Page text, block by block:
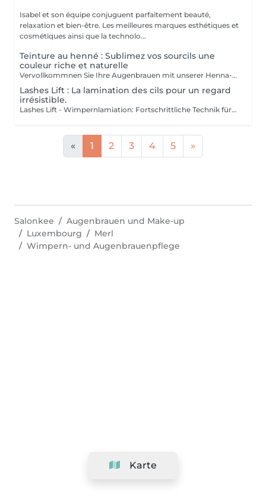
Isabel et son équipe conjuguent parfaitement beauté,
relaxation et bien-être. Les meilleures marques esthétiques et
cosmétiques ainsi que la technolo...
Teinture au henné : Sublimez vos sourcils une
couleur riche et naturelle
Vervollkommnen Sie Ihre Augenbrauen mit unserer Henna-Färbung: Reiche und natürliche Farbe für perfekt definierte und langlebige Augenbrauen Entdecken Sie das Geheimnis für makellose Augenbrauen mit unserer Henna-Färbung. Reiche Farbe: Unsere Henna-Färbung bietet intensive, natürliche Farben, die Ihre Augenbrauen mit tiefen, eleganten Nuancen betonen. Perfekte Definition: Die Formel ist darauf ausgelegt, Ihre Augenbrauen präzise zu definieren und eine perfekt strukturierte und harmonische Form zu schaffen. Ausgezeichnete Haltbarkeit: Genießen Sie eine langanhaltende Farbe, die lebendig und widerstandsfähig bleibt, und bietet Ihnen einen makellosen Look über einen längeren Zeitraum. Die Färbung wird sorgfältig von unseren Kosmetikerinnen aufgetragen, darunter Meisterinnen Liseta, Fatima und Deborah, die für ein gleichmäßiges und natürliches Ergebnis sorgen. Gönnen Sie sich den Luxus perfekt definierter Augenbrauen und betonen Sie Ihren Blick wie nie zuvor.
Lashes Lift : La lamination des cils pour un regard
irrésistible.
Lashes Lift - Wimpernlamiation: Fortschrittliche Technik für einen Verführerischen Blick Entdecken Sie die revolutionäre Technik des Lashes Lift, auch bekannt als Wimpernlamination, für einen intensivierten und perfekt definierten Blick. Technik: Lashes Lift ist eine raffinierte Methode, die Ihre Wimpern glättet, kräuselt und fixiert, um einen natürlichen, voluminösen und verlängerten Effekt zu erzielen. Genießen Sie eine elegante Krümmung, die mehrere Wochen hält, ohne dass Mascara oder ein Wimpernformer erforderlich sind. Verführerischer Blick: Die Wimpernlamination öffnet und intensiviert Ihren Blick mit perfekter Definition. Ihre Wimpern werden angehoben und fixiert, wodurch der Eindruck von längeren und volleren Wimpern entsteht, die Ihre Augen spektakulär betonen. Ausgezeichnete Haltbarkeit: Diese Technik bietet langanhaltende Ergebnisse, bei denen die Wimpern gekräuselt und voluminös bleiben und gleichzeitig widerstandsfähig gegenüber Feuchtigkeit und anderen Umwelteinflüssen sind. Der Lashes Lift wird sorgfältig von unseren Expertinnen durchgeführt: Liseta Fatima Francesca, die ein gleichmäßiges und natürliches Ergebnis garantieren. Gönnen Sie sich den Luxus eines perfekt definierten Blicks und lassen Sie Ihre Wimpern sich ausdrücken wie nie zuvor.
« 1 2 3 4 5 »
Karte
Salonkee
Augenbrauen und Make-up
Luxembourg
Merl
Wimpern- und Augenbrauenpflege